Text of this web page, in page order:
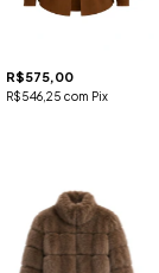
R$575,00
R$546,25 com Pix